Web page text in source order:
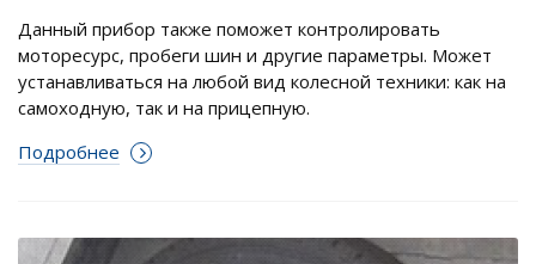
Данный прибор также поможет контролировать
моторесурс, пробеги шин и другие параметры. Может
устанавливаться на любой вид колесной техники: как на
самоходную, так и на прицепную.
Подробнее